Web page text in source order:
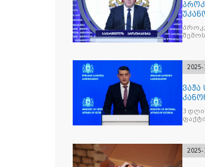
2025-
3
2025-